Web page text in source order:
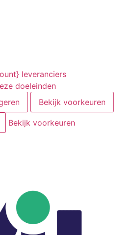
leveranciers
doeleinden
Bekijk voorkeuren
Bekijk voorkeuren